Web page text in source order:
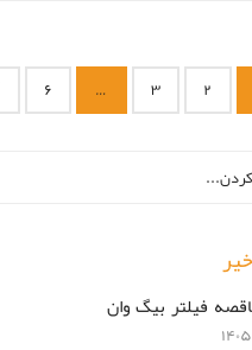
۲ ۳ … ۶
فیلتر بیگ وان